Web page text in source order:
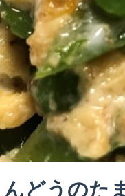
んどうのた